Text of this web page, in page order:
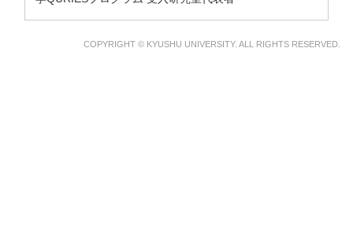
COPYRIGHT © KYUSHU UNIVERSITY. ALL RIGHTS RESERVED.